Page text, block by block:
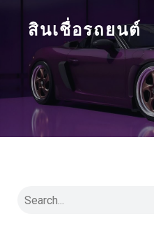
สินเชื่อรถยนต์